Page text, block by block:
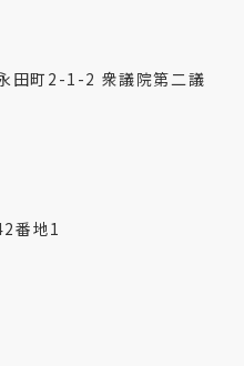
田町2-1-2 衆議院第二議
番地1